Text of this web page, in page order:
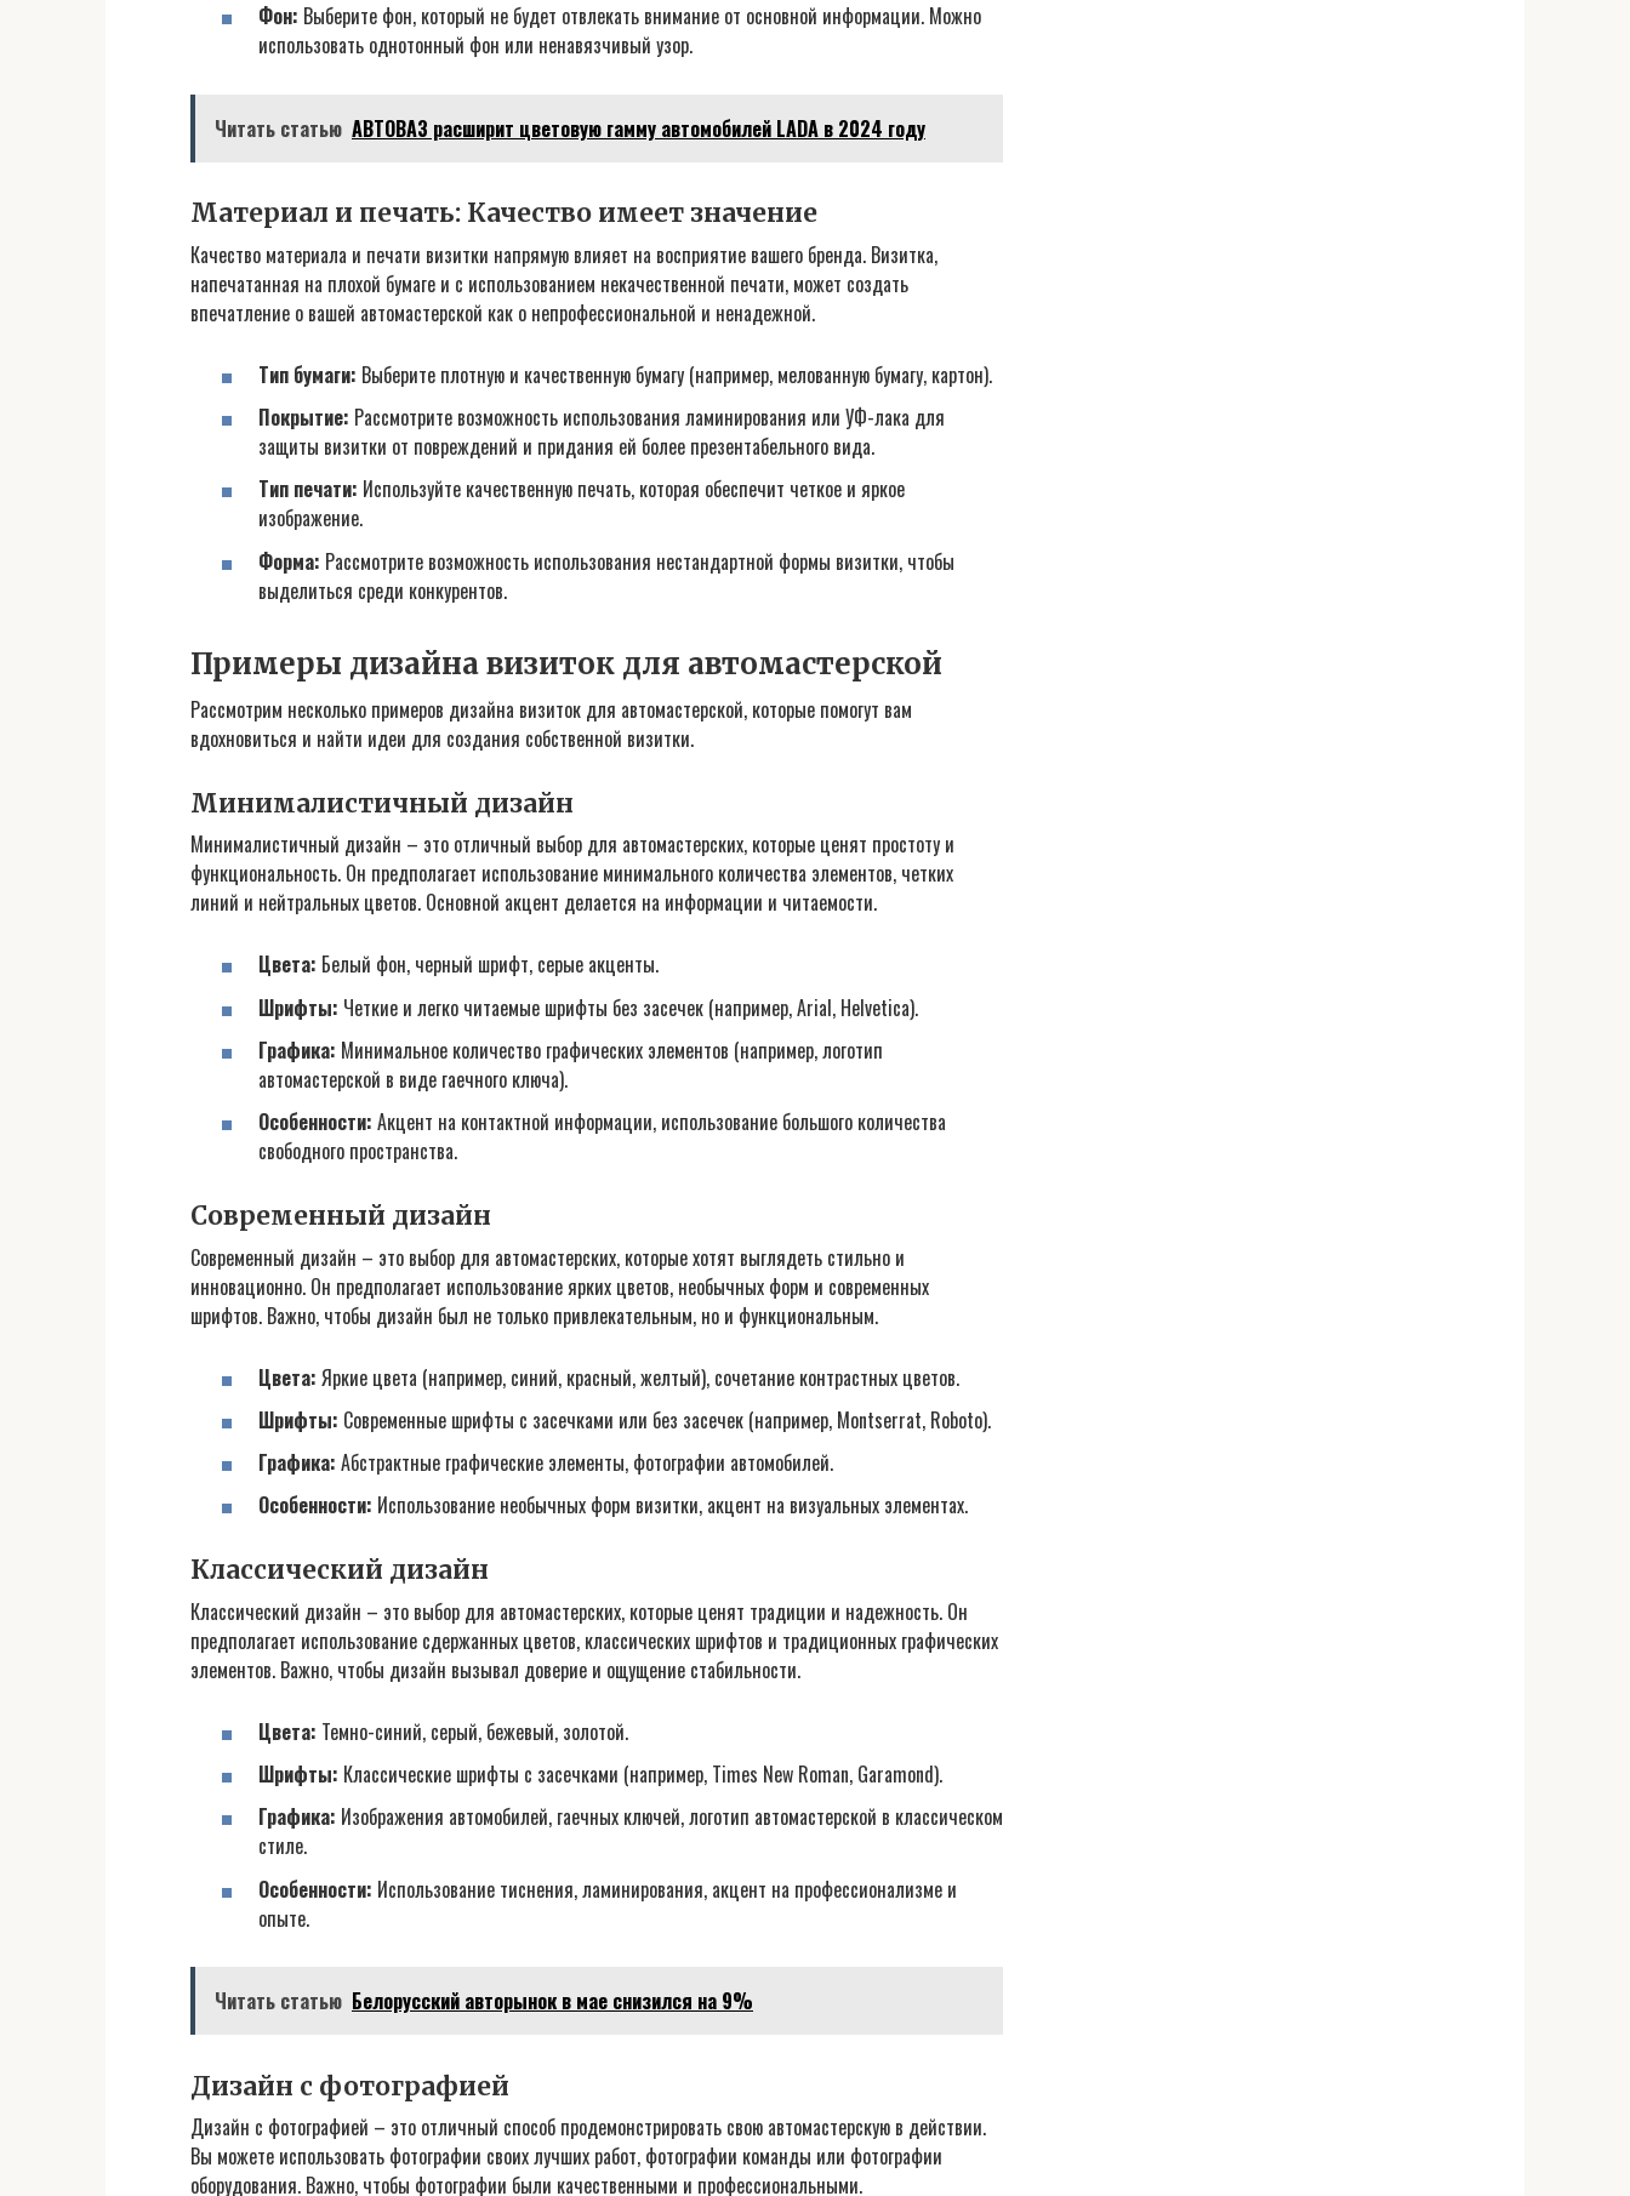
Фон: Выберите фон, который не будет отвлекать внимание от основной информации. Можно
использовать однотонный фон или ненавязчивый узор.
Читать статью АВТОВАЗ расширит цветовую гамму автомобилей LADA в 2024 году
Материал и печать: Качество имеет значение
Качество материала и печати визитки напрямую влияет на восприятие вашего бренда. Визитка,
напечатанная на плохой бумаге и с использованием некачественной печати, может создать
впечатление о вашей автомастерской как о непрофессиональной и ненадежной.
Тип бумаги: Выберите плотную и качественную бумагу (например, мелованную бумагу, картон).
Покрытие: Рассмотрите возможность использования ламинирования или УФ-лака для
защиты визитки от повреждений и придания ей более презентабельного вида.
Тип печати: Используйте качественную печать, которая обеспечит четкое и яркое
изображение.
Форма: Рассмотрите возможность использования нестандартной формы визитки, чтобы
выделиться среди конкурентов.
Примеры дизайна визиток для автомастерской
Рассмотрим несколько примеров дизайна визиток для автомастерской, которые помогут вам
вдохновиться и найти идеи для создания собственной визитки.
Минималистичный дизайн
Минималистичный дизайн – это отличный выбор для автомастерских, которые ценят простоту и
функциональность. Он предполагает использование минимального количества элементов, четких
линий и нейтральных цветов. Основной акцент делается на информации и читаемости.
Цвета: Белый фон, черный шрифт, серые акценты.
Шрифты: Четкие и легко читаемые шрифты без засечек (например, Arial, Helvetica).
Графика: Минимальное количество графических элементов (например, логотип
автомастерской в виде гаечного ключа).
Особенности: Акцент на контактной информации, использование большого количества
свободного пространства.
Современный дизайн
Современный дизайн – это выбор для автомастерских, которые хотят выглядеть стильно и
инновационно. Он предполагает использование ярких цветов, необычных форм и современных
шрифтов. Важно, чтобы дизайн был не только привлекательным, но и функциональным.
Цвета: Яркие цвета (например, синий, красный, желтый), сочетание контрастных цветов.
Шрифты: Современные шрифты с засечками или без засечек (например, Montserrat, Roboto).
Графика: Абстрактные графические элементы, фотографии автомобилей.
Особенности: Использование необычных форм визитки, акцент на визуальных элементах.
Классический дизайн
Классический дизайн – это выбор для автомастерских, которые ценят традиции и надежность. Он
предполагает использование сдержанных цветов, классических шрифтов и традиционных графических
элементов. Важно, чтобы дизайн вызывал доверие и ощущение стабильности.
Цвета: Темно-синий, серый, бежевый, золотой.
Шрифты: Классические шрифты с засечками (например, Times New Roman, Garamond).
Графика: Изображения автомобилей, гаечных ключей, логотип автомастерской в классическом
стиле.
Особенности: Использование тиснения, ламинирования, акцент на профессионализме и
опыте.
Читать статью Белорусский авторынок в мае снизился на 9%
Дизайн с фотографией
Дизайн с фотографией – это отличный способ продемонстрировать свою автомастерскую в действии.
Вы можете использовать фотографии своих лучших работ, фотографии команды или фотографии
оборудования. Важно, чтобы фотографии были качественными и профессиональными.